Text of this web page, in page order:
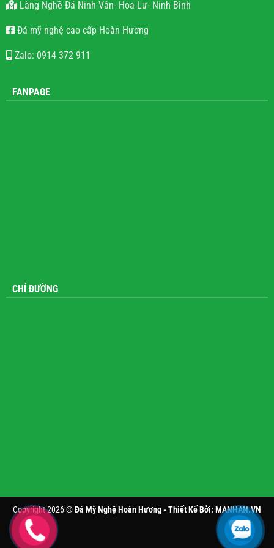
0985.815.390
Làng Nghề Đá Ninh Vân- Hoa Lư- Ninh Bình
Đá mỹ nghệ cao cấp Hoàn Hương
Copyright 2026 © MANHAN.VN